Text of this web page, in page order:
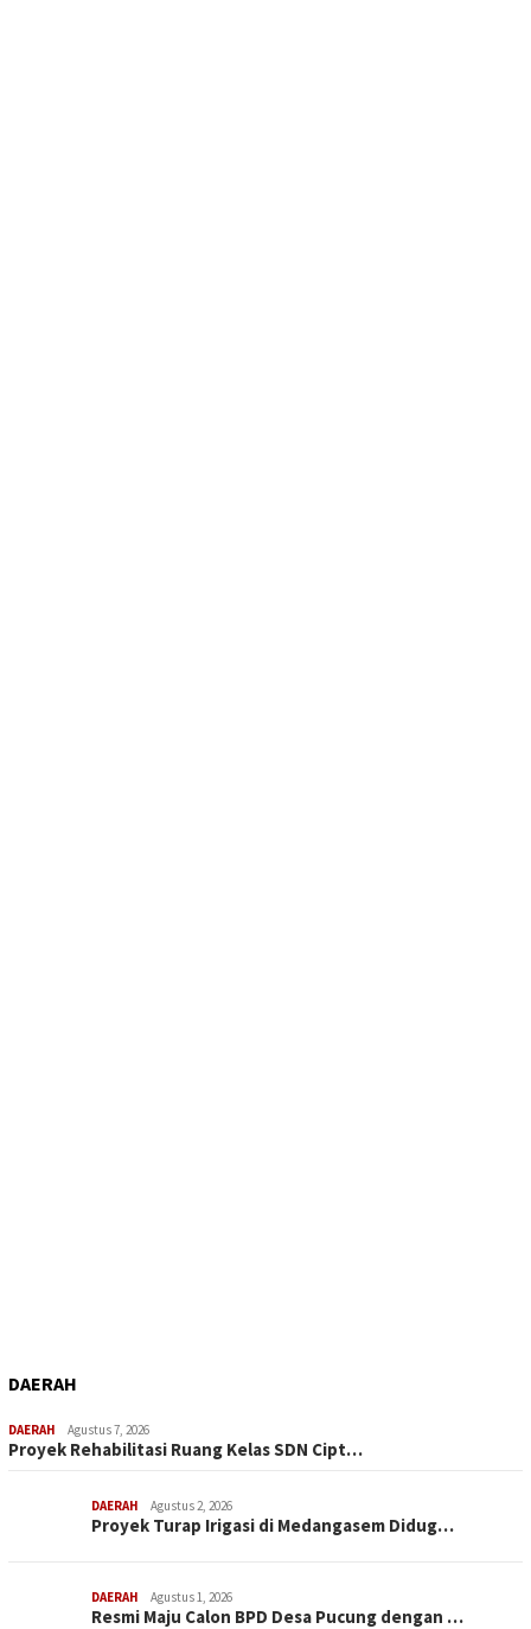
DAERAH
DAERAH Agustus 7, 2026
Proyek Rehabilitasi Ruang Kelas SDN Cipt…
DAERAH Agustus 2, 2026
Proyek Turap Irigasi di Medangasem Didug…
DAERAH Agustus 1, 2026
Resmi Maju Calon BPD Desa Pucung dengan …